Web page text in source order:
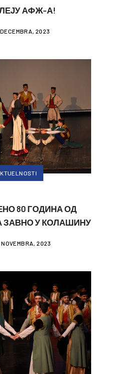
АФЖ-А!
2023
80 ГОДИНА ОД
ЗАВНО У КОЛАШИНУ
NOVEMBRA, 2023